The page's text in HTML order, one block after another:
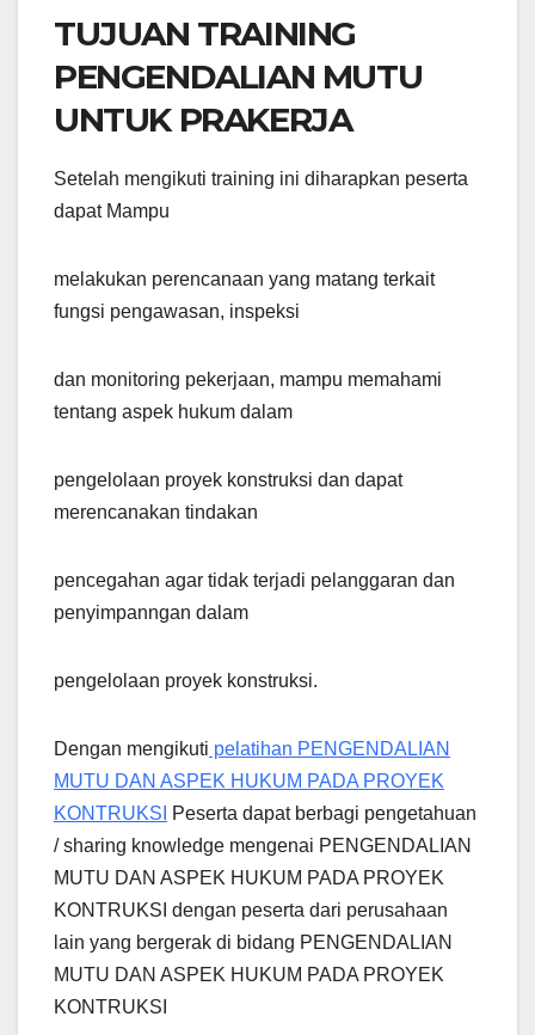
TUJUAN TRAINING
PENGENDALIAN MUTU
UNTUK PRAKERJA
Setelah mengikuti training ini diharapkan peserta
dapat Mampu
melakukan perencanaan yang matang terkait
fungsi pengawasan, inspeksi
dan monitoring pekerjaan, mampu memahami
tentang aspek hukum dalam
pengelolaan proyek konstruksi dan dapat
merencanakan tindakan
pencegahan agar tidak terjadi pelanggaran dan
penyimpanngan dalam
pengelolaan proyek konstruksi.
Dengan mengikuti pelatihan PENGENDALIAN
MUTU DAN ASPEK HUKUM PADA PROYEK
KONTRUKSI
Peserta dapat berbagi pengetahuan
/ sharing knowledge mengenai PENGENDALIAN
MUTU DAN ASPEK HUKUM PADA PROYEK
KONTRUKSI dengan peserta dari perusahaan
lain yang bergerak di bidang PENGENDALIAN
MUTU DAN ASPEK HUKUM PADA PROYEK
KONTRUKSI